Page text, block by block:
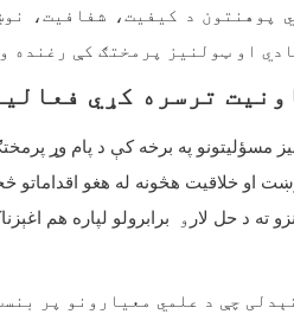
پوهنتون د کیفیت، شفافیت،
او ټولنیز پرمختګ کې رغنده
ترسره کړي
مسؤلیتونو په برخه کې د پام وړ
او خلاقیت هڅونه له هغو
ته د حل لار و برابرولو لپاره هم
چې د علمي معیارونو پر